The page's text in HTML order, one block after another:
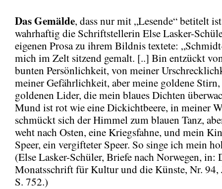
Das Gemälde, dass nur mit „Lesende“ betitelt
wahrhaftig die Schriftstellerin Else Lasker-
eigenen Prosa zu ihrem Bildnis textete:
mich im Zelt sitzend gemalt. [..] Bin entzückt
bunten Persönlichkeit, von meiner
meiner Gefährlichkeit, aber meine goldene
goldenen Lider, die mein blaues Dichten
Mund ist rot wie eine Dickichtbeere, in meiner
schmückt sich der Himmel zum blauen Tanz,
weht nach Osten, eine Kriegsfahne, und mein
Speer, ein vergifteter Speer. So singe ich mein
(Else Lasker-Schüler, Briefe nach Norwegen, in:
Monatsschrift für Kultur und die Künste, Nr. 94,
S. 752.)